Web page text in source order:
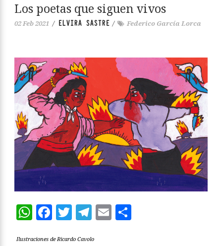
Los poetas que siguen vivos
02 Feb 2021 / ELVIRA SASTRE / Federico García Lorca
WhatsApp
Facebook
Twitter
Telegram
Email
Ilustraciones de Ricardo Cavolo